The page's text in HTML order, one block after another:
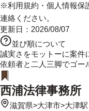
※利用規約 ・ 個人情報保
連絡ください。
更新日： 2026/08/07
並び順について
誠実さをモットーに案件
依頼者と二人三脚でゴー
西浦法律事務所
滋賀県>大津市>大津駅